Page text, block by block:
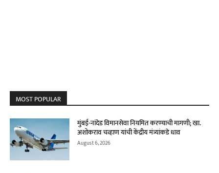
MOST POPULAR
मुंबई-नांदेड विमानसेवा नियमित करण्याची मागणी; खा.
अशोकराव चव्हाण यांची केंद्रीय मंत्र्यांकडे धाव
August 6, 2026